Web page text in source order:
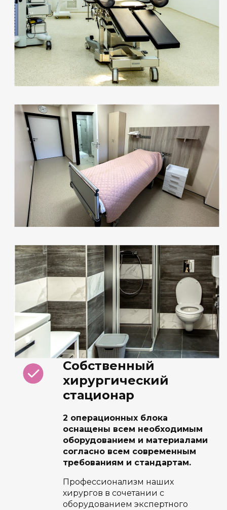
Собственный
хирургический
стационар
2 операционных блока
оснащены всем необходимым
оборудованием и материалами
согласно всем современным
требованиям и стандартам.
Профессионализм наших
хирургов в сочетании с
оборудованием экспертного